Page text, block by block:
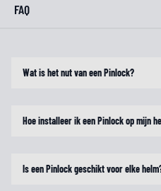
FAQ
Wat is het nut van een Pinlock?
Hoe installeer ik een Pinlock op mijn
Is een Pinlock geschikt voor elke